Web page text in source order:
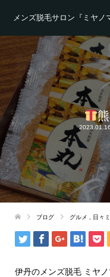
メンズ脱毛サロン『ミヤノ
ブログ グルメ 日々
伊丹のメンズ脱毛 ミヤ